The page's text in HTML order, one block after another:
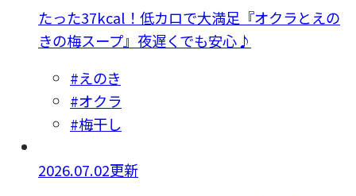
たった37kcal！低カロで大満足『オクラとえの
きの梅スープ』夜遅くでも安心♪
#えのき
#オクラ
#梅干し
2026.07.02更新